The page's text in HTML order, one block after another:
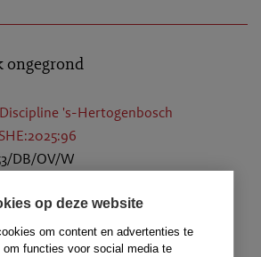
op deze website
om content en advertenties te
om functies voor social media te
's-Hertogenbosch
DB/OV/W
lid 2 en 56 lid 6